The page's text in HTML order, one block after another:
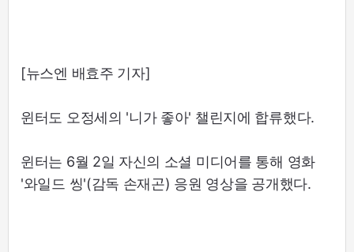
[뉴스엔 배효주 기자]
윈터도 오정세의 '니가 좋아' 챌린지에 합류했다.
윈터는 6월 2일 자신의 소셜 미디어를 통해 영화
'와일드 씽'(감독 손재곤) 응원 영상을 공개했다.